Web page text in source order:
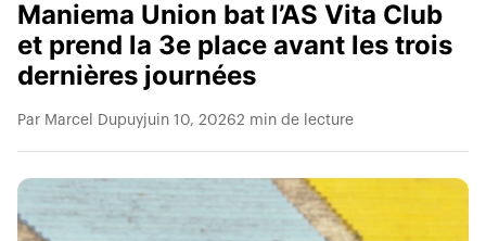
Maniema Union bat l’AS Vita Club
et prend la 3e place avant les trois
dernières journées
Par Marcel Dupuyjuin 10, 20262 min de lecture